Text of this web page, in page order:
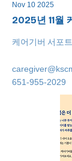
Nov 10 2025
2025년 11월
케어기버 서포
651-955-2029